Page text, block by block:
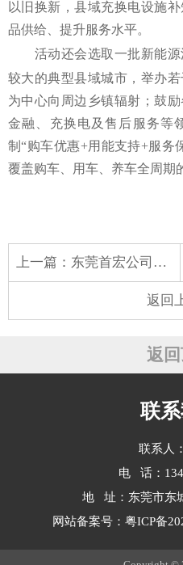
以旧换新，县域充换电设施
品供给、提升服务水平。
活动还会选取一批新能
较大的典型县域城市，举办
为中心向周边乡镇辐射；鼓
金融、充换电及售后服务等
制“购车优惠+用能支持+服务
覆盖购车、用车、养车全周期
上一篇： 东莞首宏公司水果配送价格表 2025-6-10
返回
返
联
联系人
电 话：
地 址：东莞市东
网站备案号： 粤ICP备